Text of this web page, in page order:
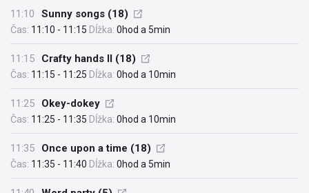
11:10 Sunny songs (18)
Čas: 11:10 - 11:15 Dĺžka: 0hod a 5min
11:15 Crafty hands II (18)
Čas: 11:15 - 11:25 Dĺžka: 0hod a 10min
11:25 Okey-dokey
Čas: 11:25 - 11:35 Dĺžka: 0hod a 10min
11:35 Once upon a time (18)
Čas: 11:35 - 11:40 Dĺžka: 0hod a 5min